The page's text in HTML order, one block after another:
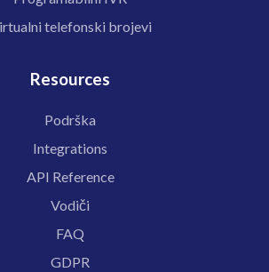
telefonski brojevi
Resources
Podrška
Integrations
API Reference
Vodiči
FAQ
GDPR